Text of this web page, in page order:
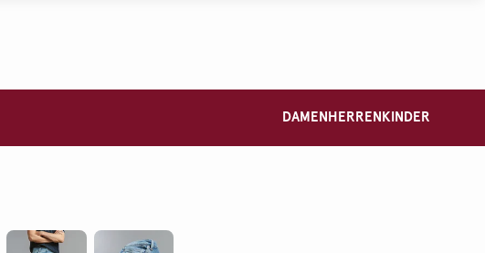
DAMEN HERREN KINDER